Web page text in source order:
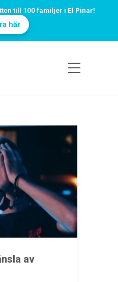
till 100 familjer i El Pinar!
här
av